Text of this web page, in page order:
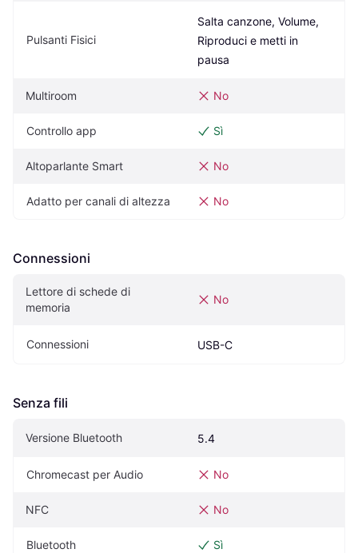
Pulsanti Fisici
Salta canzone, Volume,
Riproduci e metti in
pausa
Multiroom No
Controllo app Sì
Altoparlante Smart No
Adatto per canali di altezza No
Connessioni
Lettore di schede di
memoria
No
Connessioni USB-C
Senza fili
Versione Bluetooth 5.4
Chromecast per Audio No
NFC No
Bluetooth Sì